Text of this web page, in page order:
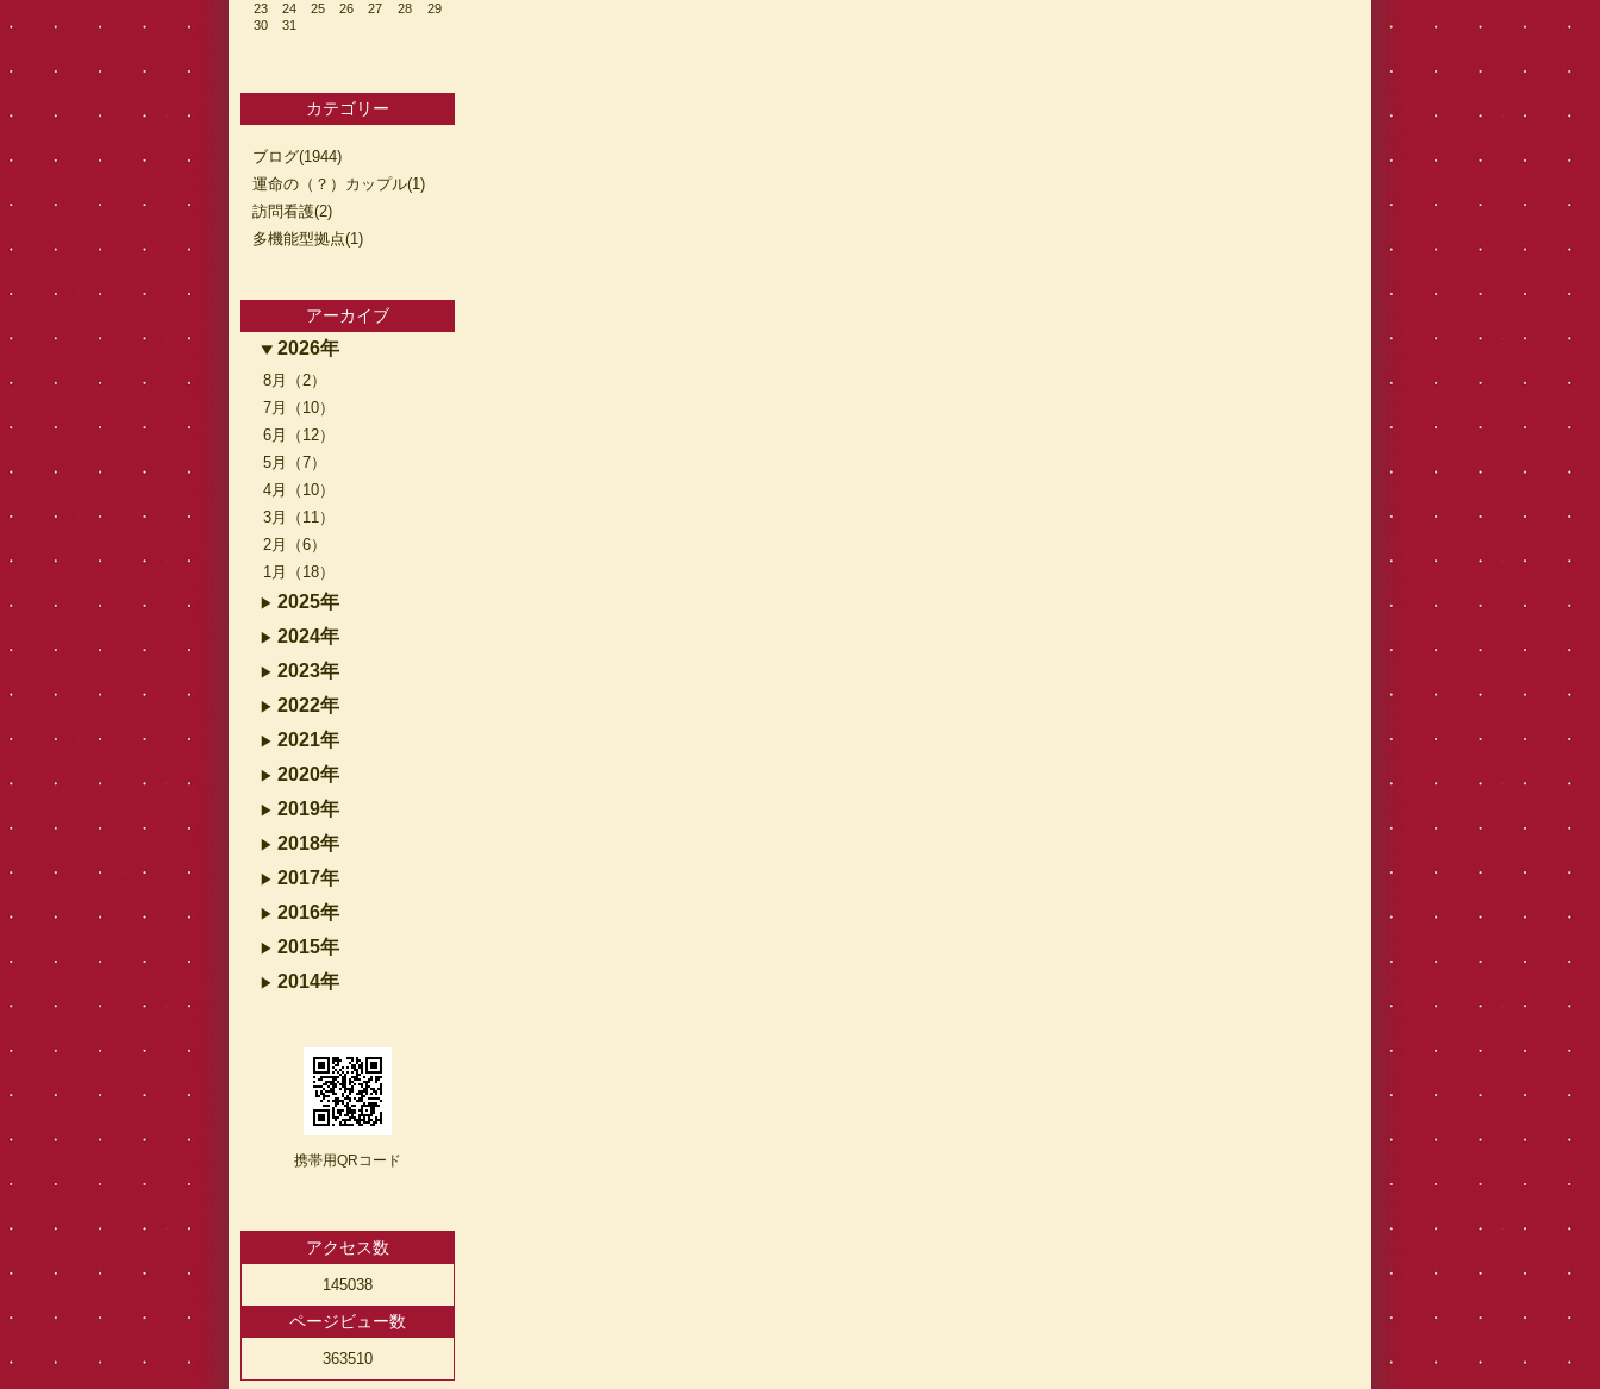
23
24 25 26 27 28
29
30
31
カテゴリー
ブログ(1944)
運命の（？）カップル(1)
訪問看護(2)
多機能型拠点(1)
アーカイブ
2026年
8月（2）
7月（10）
6月（12）
5月（7）
4月（10）
3月（11）
2月（6）
1月（18）
2025年
2024年
2023年
2022年
2021年
2020年
2019年
2018年
2017年
2016年
2015年
2014年
携帯用QRコード
アクセス数
145038
ページビュー数
363510